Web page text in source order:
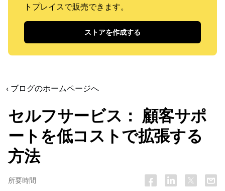
トプレイスで販売できます。
ストアを作成する
‹ ブログのホームページへ
セルフサービス： 顧客サポ
ートを低コストで拡張する
方法
所要時間